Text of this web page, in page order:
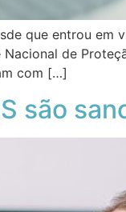
que entrou em
de
com […]
são